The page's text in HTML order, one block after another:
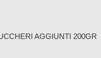
AGGIUNTI 200GR